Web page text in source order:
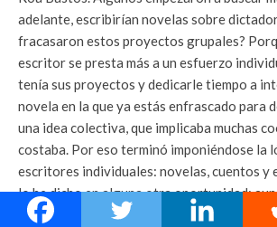
adelante, escribirían novelas sobre
fracasaron estos proyectos grupales?
escritor se presta más a un esfuerzo
tenía sus proyectos y dedicarle tiempo a
novela en la que ya estás enfrascado para
una idea colectiva, que implicaba muchas
costaba. Por eso terminó imponiéndose la
escritores individuales: novelas, cuentos y
lo he dicho en alguna otra oportunidad:
proyectos colectivos fracasaron, “
Las